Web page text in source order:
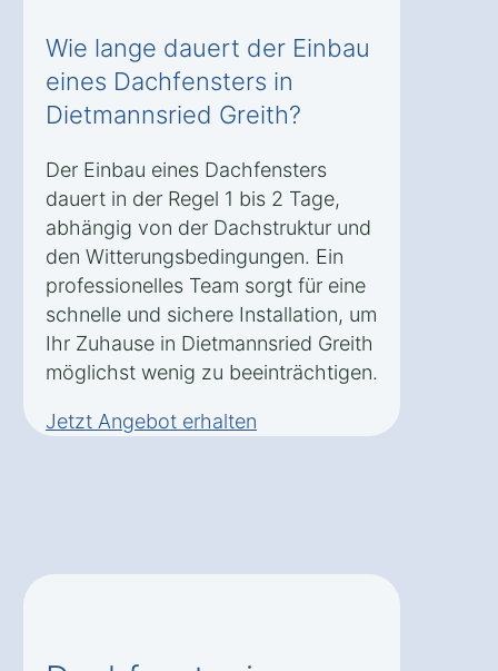
Wie lange dauert der Einbau
eines Dachfensters in
Dietmannsried Greith?
Der Einbau eines Dachfensters
dauert in der Regel 1 bis 2 Tage,
abhängig von der Dachstruktur und
den Witterungsbedingungen. Ein
professionelles Team sorgt für eine
schnelle und sichere Installation, um
Ihr Zuhause in Dietmannsried Greith
möglichst wenig zu beeinträchtigen.
Jetzt Angebot erhalten